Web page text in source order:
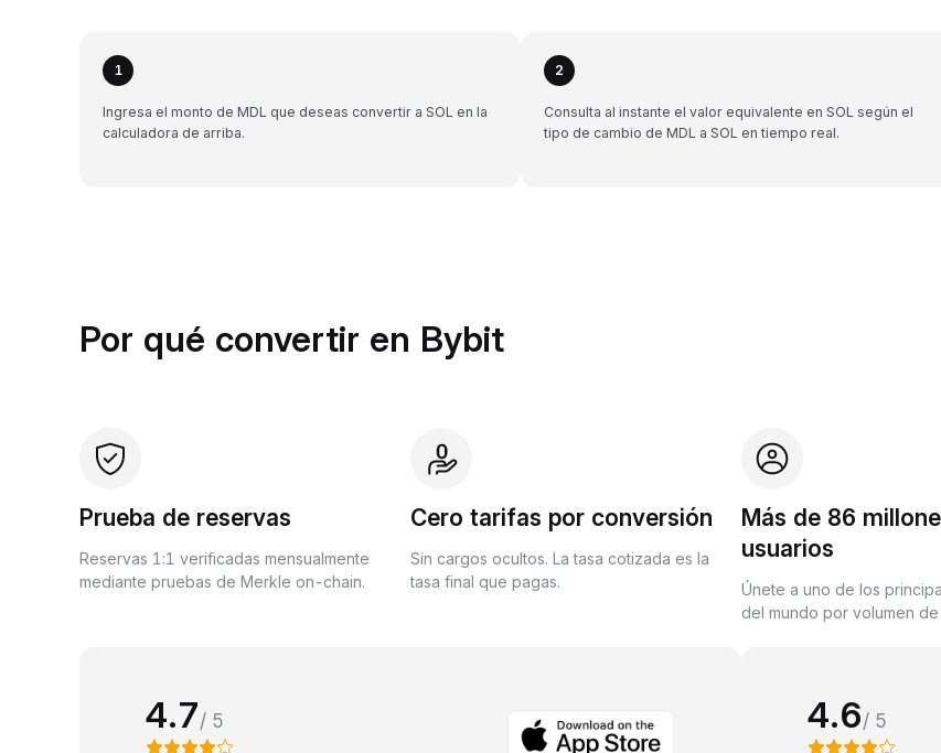
1
Ingresa el monto de MDL que deseas convertir a SOL en la
calculadora de arriba.
2
Consulta al instante el valor equivalente en SOL según el
tipo de cambio de MDL a SOL en tiempo real.
Por qué convertir en Bybit
Prueba de reservas
Reservas 1:1 verificadas mensualmente
mediante pruebas de Merkle on-chain.
Cero tarifas por conversión
Sin cargos ocultos. La tasa cotizada es la
tasa final que pagas.
Más de 86
usuarios
Únete a uno de los
del mundo por volumen
4.7/ 5 4.6/ 5